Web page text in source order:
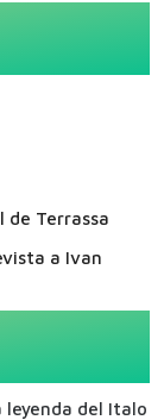
de Terrassa
a Ivan
leyenda del Italo